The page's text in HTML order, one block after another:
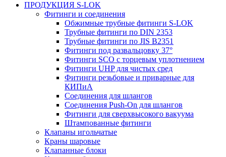
ПРОДУКЦИЯ S-LOK
Фитинги и соединения
Обжимные трубные фитинги S-LOK
Трубные фитинги по DIN 2353
Трубные фитинги по JIS B2351
Фитинги под развальцовку 37°
Фитинги SCO с торцевым уплотнением
Фитинги UHP для чистых сред
Фитинги резьбовые и приварные для
КИПиА
Соединения для шлангов
Соединения Push-On для шлангов
Фитинги для сверхвысокого вакуума
Штампованные фитинги
Клапаны игольчатые
Краны шаровые
Клапанные блоки